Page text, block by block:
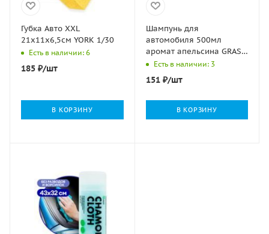
Губка Авто XXL
21х11х6,5см YORK 1/30
Есть в наличии: 6
185 ₽/шт
В КОРЗИНУ
Шампунь для
автомобиля 500мл
аромат апельсина GRASS
1/15Есть в наличии: 3
151₽/шт
В КОРЗИНУ